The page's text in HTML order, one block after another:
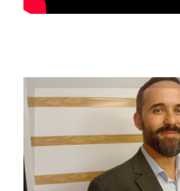
Contador Juliano
representante do
as mudanças do
Renda